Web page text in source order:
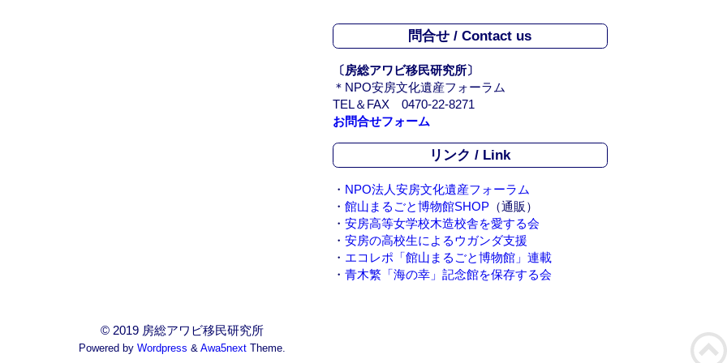
問合せ / Contact us
〔房総アワビ移民研究所〕
＊NPO安房文化遺産フォーラム
TEL＆FAX 0470-22-8271
お問合せフォーム
リンク / Link
・ NPO法人安房文化遺産フォーラム
・ 館山まるごと博物館SHOP（通販）
・ 安房高等女学校木造校舎を愛する会
・ 安房の高校生によるウガンダ支援
・ エコレポ「館山まるごと博物館」連載
・ 青木繁「海の幸」記念館を保存する会
© 2019 房総アワビ移民研究所
Powered by Wordpress & Awa5nextTheme.